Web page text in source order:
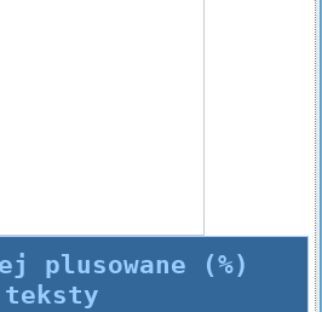
plusowane (%)
teksty